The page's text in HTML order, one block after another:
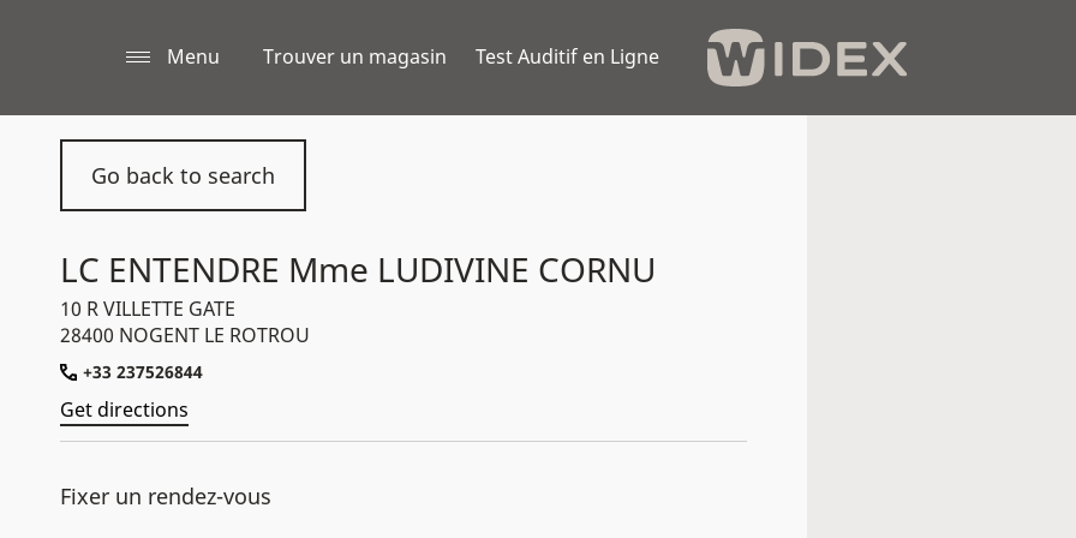
Menu Trouver un magasin Test Auditif en Ligne
Go back to search
LC ENTENDRE Mme LUDIVINE CORNU
10 R VILLETTE GATE
28400 NOGENT LE ROTROU
+33 237526844
Get directions
Fixer un rendez-vous